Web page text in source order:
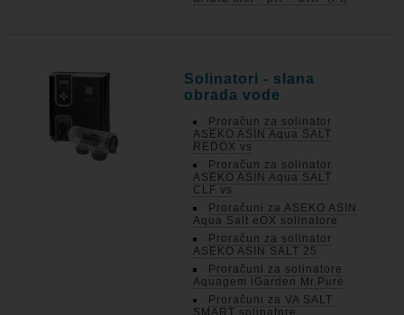
Solinatori - slana
obrada vode
Proračun za solinator
ASEKO ASIN Aqua SALT
REDOX vs
Proračun za solinator
ASEKO ASIN Aqua SALT
CLF vs
Proračuni za ASEKO ASIN
Aqua Salt eOX solinatore
Proračun za solinator
ASEKO ASIN SALT 25
Proračuni za solinatore
Aquagem iGarden Mr.Pure
Proračuni za VA SALT
SMART solinatore